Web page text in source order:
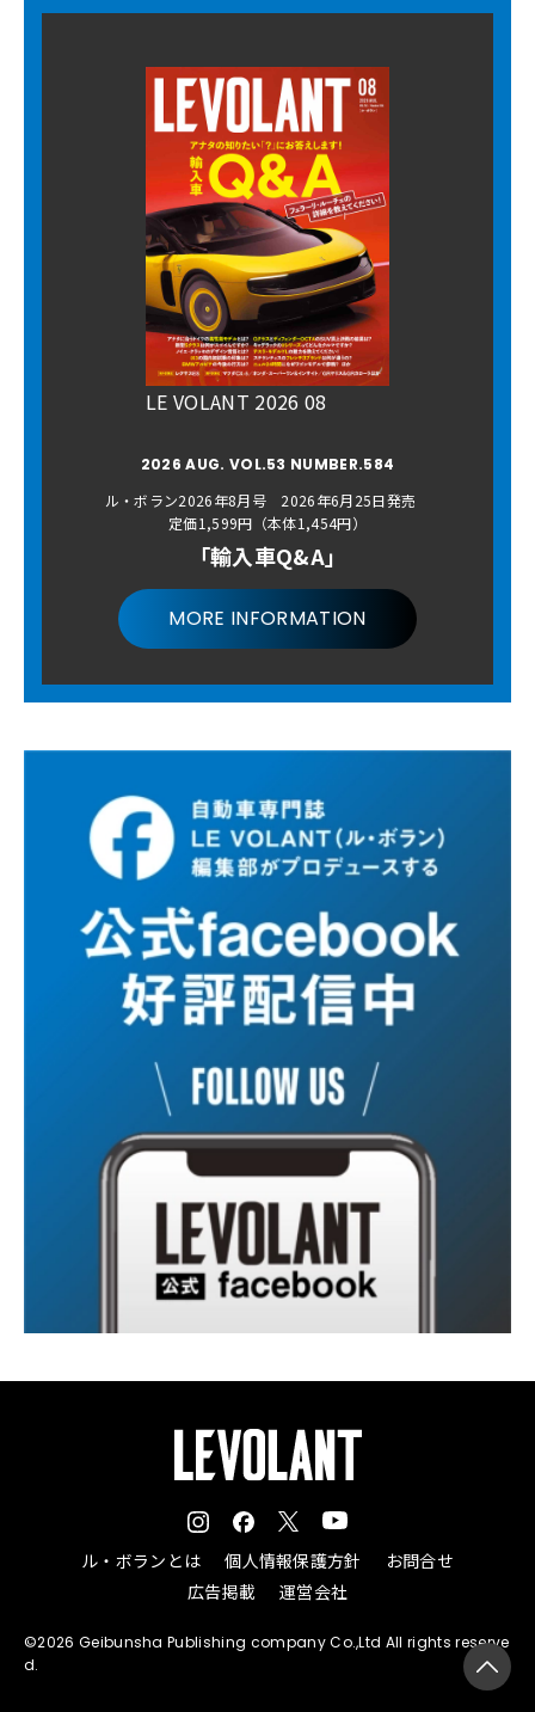
LE VOLANT 2026 08
2026 AUG. VOL.53 NUMBER.584
ル・ボラン2026年8月号 2026年6月25日発売
定価1,599円（本体1,454円）
「輸入車Q&A」
MORE INFORMATION
ル・ボランとは 個人情報保護方針
お問合せ
広告掲載
運営会社
©2026 Geibunsha Publishing company Co.,Ltd All rights reserve
d.